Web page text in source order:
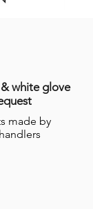
le
étant
nécessitent
plusieurs
white glove
made by